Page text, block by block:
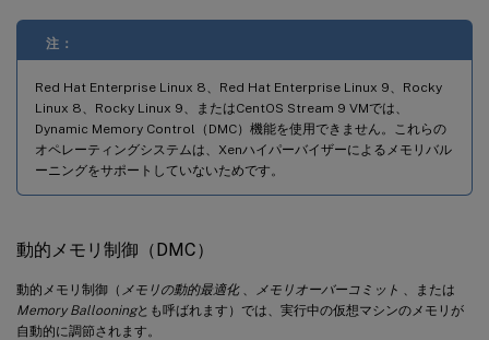
注：
Red Hat Enterprise Linux 8、Red Hat Enterprise Linux 9、Rocky
Linux 8、Rocky Linux 9、またはCentOS Stream 9 VMでは、
Dynamic Memory Control（DMC）機能を使用できません。これらの
オペレーティングシステムは、Xenハイパーバイザーによるメモリバル
ーニングをサポートしていないためです。
動的メモリ制御（DMC）
動的メモリ制御（ メモリの動的最適化、 メモリオーバーコミット
、または
Memory Ballooningとも呼ばれます）では、実行中の仮想マシンのメモリが
自動的に調節されます。